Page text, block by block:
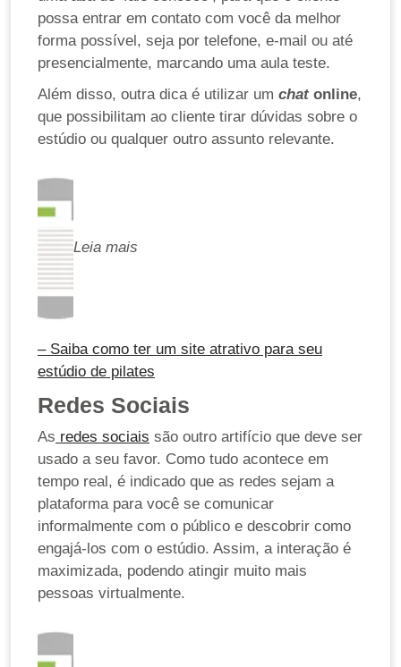
possa entrar em contato com você da melhor
forma possível, seja por telefone, e-mail ou até
presencialmente, marcando uma aula teste.
Além disso, outra dica é utilizar um chat online,
que possibilitam ao cliente tirar dúvidas sobre o
estúdio ou qualquer outro assunto relevante.
Leia mais
– Saiba como ter um site atrativo para seu
estúdio de pilates
Redes Sociais
As redes sociais são outro artifício que deve ser
usado a seu favor. Como tudo acontece em
tempo real, é indicado que as redes sejam a
plataforma para você se comunicar
informalmente com o público e descobrir como
engajá-los com o estúdio. Assim, a interação é
maximizada, podendo atingir muito mais
pessoas virtualmente.